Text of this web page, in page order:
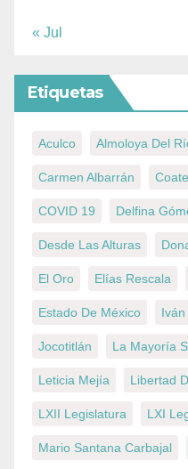
« Jul
Etiquetas
Aculco Almoloya Del
Carmen Albarrán
COVID 19 Delfina
Desde Las Alturas
El Oro Elías Rescala
Estado De México
Jocotitlán La Mayoría
Leticia Mejía Libertad
LXII Legislatura LXI
Mario Santana Carbajal